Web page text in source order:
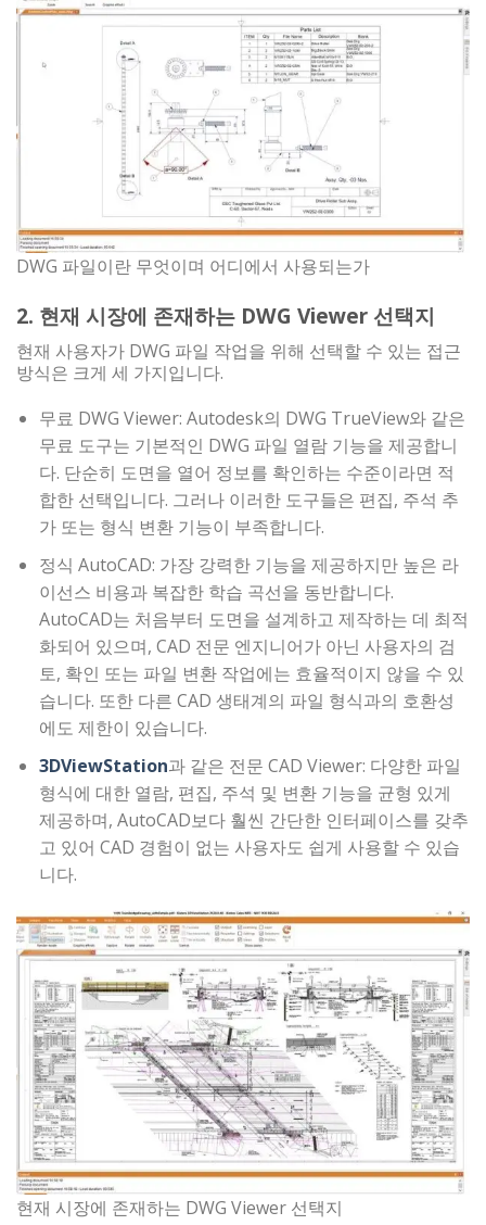
DWG 파일이란 무엇이며 어디에서 사용되는가
2. 현재 시장에 존재하는 DWG Viewer 선택지
현재 사용자가 DWG 파일 작업을 위해 선택할 수 있는 접근
방식은 크게 세 가지입니다.
무료 DWG Viewer: Autodesk의 DWG TrueView와 같은
무료 도구는 기본적인 DWG 파일 열람 기능을 제공합니
다. 단순히 도면을 열어 정보를 확인하는 수준이라면 적
합한 선택입니다. 그러나 이러한 도구들은 편집, 주석 추
가 또는 형식 변환 기능이 부족합니다.
정식 AutoCAD: 가장 강력한 기능을 제공하지만 높은 라
이선스 비용과 복잡한 학습 곡선을 동반합니다.
AutoCAD는 처음부터 도면을 설계하고 제작하는 데 최적
화되어 있으며, CAD 전문 엔지니어가 아닌 사용자의 검
토, 확인 또는 파일 변환 작업에는 효율적이지 않을 수 있
습니다. 또한 다른 CAD 생태계의 파일 형식과의 호환성
에도 제한이 있습니다.
3DViewStation과 같은 전문 CAD Viewer: 다양한 파일
형식에 대한 열람, 편집, 주석 및 변환 기능을 균형 있게
제공하며, AutoCAD보다 훨씬 간단한 인터페이스를 갖추
고 있어 CAD 경험이 없는 사용자도 쉽게 사용할 수 있습
니다.
현재 시장에 존재하는 DWG Viewer 선택지